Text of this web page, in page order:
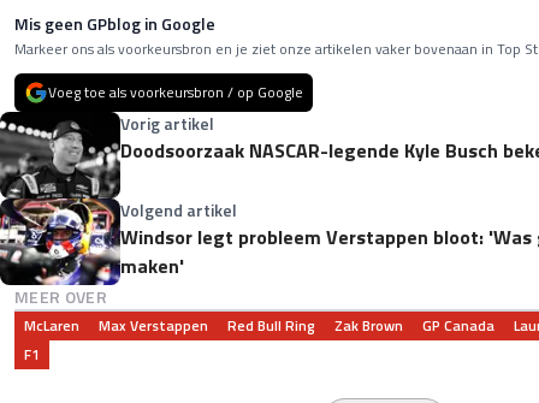
Mis geen GPblog in Google
Markeer ons als voorkeursbron en je ziet onze artikelen vaker bovenaan in Top
Voeg toe als voorkeursbron / op Google
Vorig artikel
Doodsoorzaak NASCAR-legende Kyle Busch
Volgend artikel
Windsor legt probleem Verstappen bloot:
maken'
MEER OVER
McLaren Max Verstappen Red Bull Ring Zak Brown GP Canada
F1